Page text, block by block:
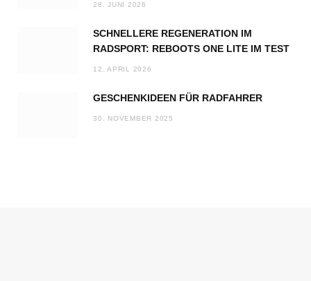
28. JUNI 2026
SCHNELLERE REGENERATION IM
RADSPORT: REBOOTS ONE LITE IM TEST
12. APRIL 2026
GESCHENKIDEEN FÜR RADFAHRER
30. NOVEMBER 2025